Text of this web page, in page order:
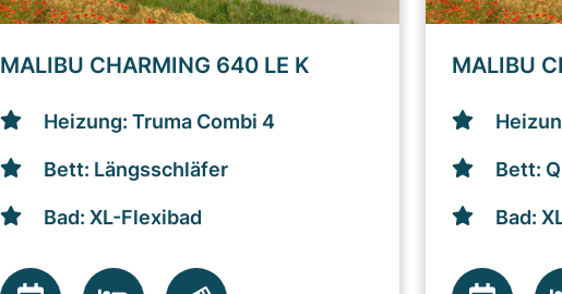
MALIBU CHARMING 640 LE K
Heizung: Truma Combi 4
Bett: Längsschläfer
Bad: XL-Flexibad
MALIBU
Bett:
Bad: